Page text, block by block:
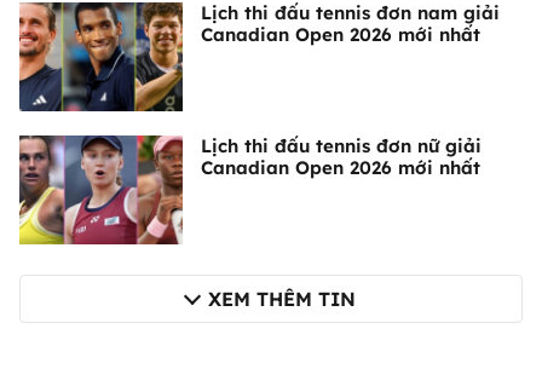
Lịch thi đấu tennis đơn nam giải
Canadian Open 2026 mới nhất
Lịch thi đấu tennis đơn nữ giải
Canadian Open 2026 mới nhất
XEM THÊM TIN